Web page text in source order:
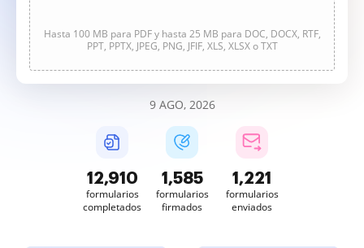
Hasta 100 MB para PDF y hasta 25 MB para DOC, DOCX, RTF,
PPT, PPTX, JPEG, PNG, JFIF, XLS, XLSX o TXT
9 AGO, 2026
12,911
formularios
completados
1,585
formularios
firmados
1,221
formularios
enviados